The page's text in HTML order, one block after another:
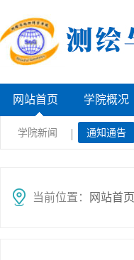
网站首页 学院概况
学院新闻 通知通告
当前位置： 网站首页